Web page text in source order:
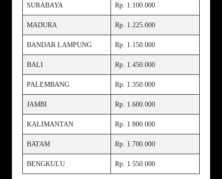
SURABAYA Rp. 1.100.000
MADURA Rp. 1.225.000
BANDAR LAMPUNG Rp. 1.150.000
BALI Rp. 1.450.000
PALEMBANG Rp. 1.350.000
JAMBI Rp. 1.600.000
KALIMANTAN Rp. 1.800.000
BATAM Rp. 1.700.000
BENGKULU Rp. 1.550.000